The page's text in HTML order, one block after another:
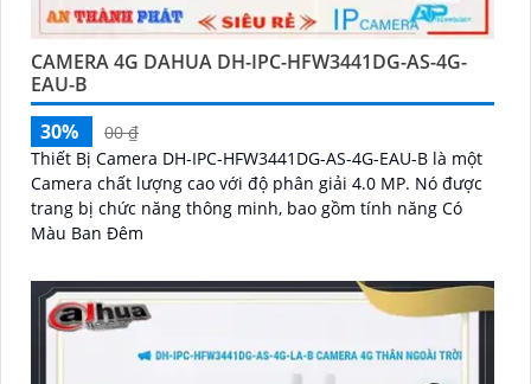
CAMERA 4G DAHUA DH-IPC-HFW3441DG-AS-4G-
EAU-B
30%
00 ₫
Thiết Bị Camera DH-IPC-HFW3441DG-AS-4G-EAU-B là một
Camera chất lượng cao với độ phân giải 4.0 MP. Nó được
trang bị chức năng thông minh, bao gồm tính năng Có
Màu Ban Đêm